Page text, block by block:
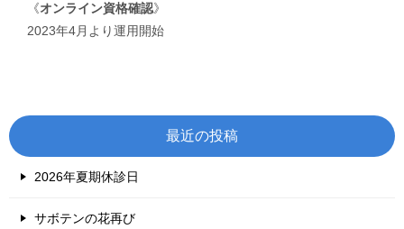
《オンライン資格確認》
2023年4月より運用開始
最近の投稿
2026年夏期休診日
サボテンの花再び